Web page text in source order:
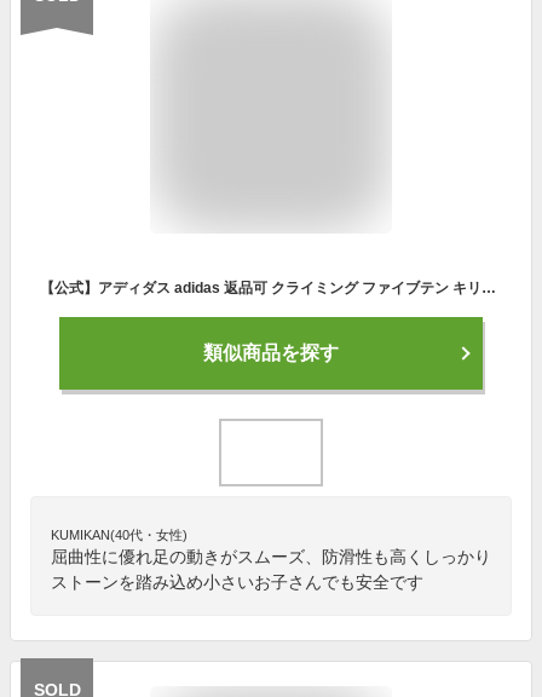
【公式】アディダス adidas 返品可 クライミング ファイブテン キリガミ クライミング / Five Ten Kirigami Climbing アディダス ファイブテン キッズ シューズ・靴 スポーツシューズ 青 ブルー EE9435
類似商品を探す
KUMIKAN(40代・女性)
屈曲性に優れ足の動きがスムーズ、防滑性も高くしっかり
ストーンを踏み込め小さいお子さんでも安全です
SOLD